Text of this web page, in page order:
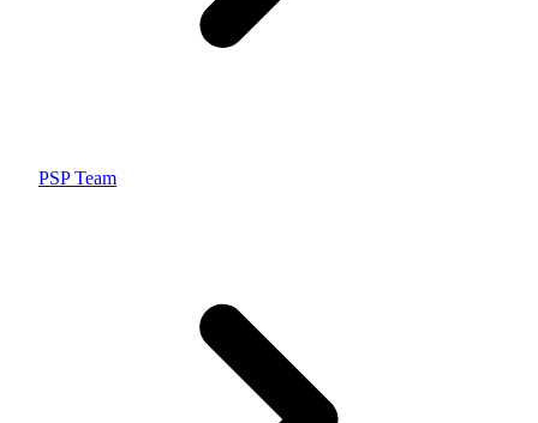
PSP Team